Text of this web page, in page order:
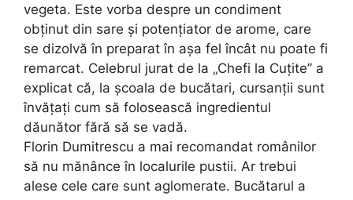
vegeta. Este vorba despre un condiment
obținut din sare și potențiator de arome, care
se dizolvă în preparat în așa fel încât nu poate fi
remarcat. Celebrul jurat de la „Chefi la Cuțite” a
explicat că, la școala de bucătari, cursanții sunt
învățați cum să folosească ingredientul
dăunător fără să se vadă.
Florin Dumitrescu a mai recomandat românilor
să nu mănânce în localurile pustii. Ar trebui
alese cele care sunt aglomerate. Bucătarul a